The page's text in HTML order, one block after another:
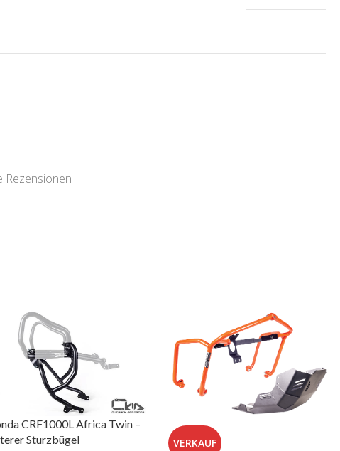
Rezensionen
CRF1000L Africa Twin –
Sturzbügel
VERKAUF